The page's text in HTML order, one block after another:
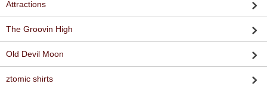
Attractions
The Groovin High
Old Devil Moon
ztomic shirts